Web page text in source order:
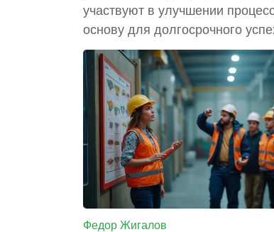
участвуют в улучшении
основу для долгосрочного
Федор Жигалов